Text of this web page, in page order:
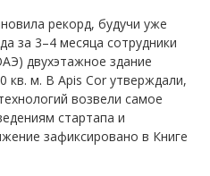
рекорд, будучи уже
за 3–4 месяца сотрудники
двухэтажное здание
м. В Apis Cor утверждали,
возвели самое
стартапа и
зафиксировано в Книге